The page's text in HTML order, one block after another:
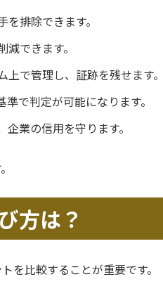
を排除できます。
できます。
上で管理し、証跡を残せます。
準で判定が可能になります。
業の信用を守ります。
方は？
を比較することが重要です。